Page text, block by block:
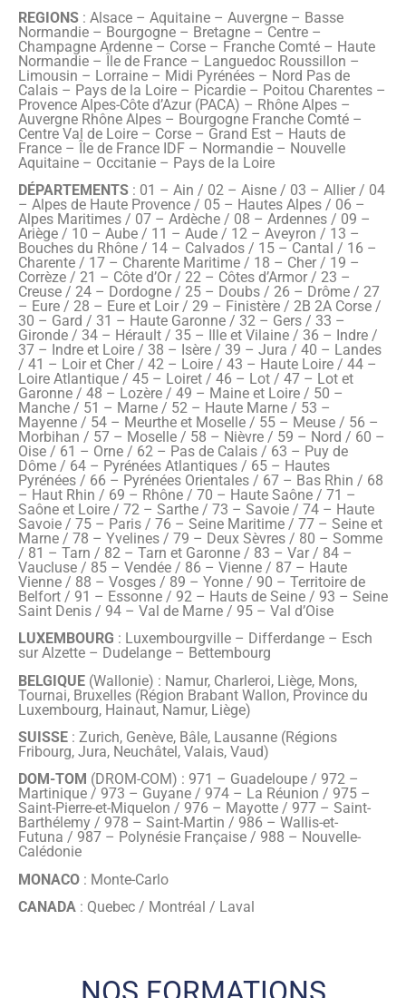
REGIONS : Alsace – Aquitaine – Auvergne – Basse
Normandie – Bourgogne – Bretagne – Centre –
Champagne Ardenne – Corse – Franche Comté – Haute
Normandie – Île de France – Languedoc Roussillon –
Limousin – Lorraine – Midi Pyrénées – Nord Pas de
Calais – Pays de la Loire – Picardie – Poitou Charentes –
Provence Alpes-Côte d’Azur (PACA) – Rhône Alpes –
Auvergne Rhône Alpes – Bourgogne Franche Comté –
Centre Val de Loire – Corse – Grand Est – Hauts de
France – Île de France IDF – Normandie – Nouvelle
Aquitaine – Occitanie – Pays de la Loire
DÉPARTEMENTS : 01 – Ain / 02 – Aisne / 03 – Allier / 04
– Alpes de Haute Provence / 05 – Hautes Alpes / 06 –
Alpes Maritimes / 07 – Ardèche / 08 – Ardennes / 09 –
Ariège / 10 – Aube / 11 – Aude / 12 – Aveyron / 13 –
Bouches du Rhône / 14 – Calvados / 15 – Cantal / 16 –
Charente / 17 – Charente Maritime / 18 – Cher / 19 –
Corrèze / 21 – Côte d’Or / 22 – Côtes d’Armor / 23 –
Creuse / 24 – Dordogne / 25 – Doubs / 26 – Drôme / 27
– Eure / 28 – Eure et Loir / 29 – Finistère / 2B 2A Corse /
30 – Gard / 31 – Haute Garonne / 32 – Gers / 33 –
Gironde / 34 – Hérault / 35 – Ille et Vilaine / 36 – Indre /
37 – Indre et Loire / 38 – Isère / 39 – Jura / 40 – Landes
/ 41 – Loir et Cher / 42 – Loire / 43 – Haute Loire / 44 –
Loire Atlantique / 45 – Loiret / 46 – Lot / 47 – Lot et
Garonne / 48 – Lozère / 49 – Maine et Loire / 50 –
Manche / 51 – Marne / 52 – Haute Marne / 53 –
Mayenne / 54 – Meurthe et Moselle / 55 – Meuse / 56 –
Morbihan / 57 – Moselle / 58 – Nièvre / 59 – Nord / 60 –
Oise / 61 – Orne / 62 – Pas de Calais / 63 – Puy de
Dôme / 64 – Pyrénées Atlantiques / 65 – Hautes
Pyrénées / 66 – Pyrénées Orientales / 67 – Bas Rhin / 68
– Haut Rhin / 69 – Rhône / 70 – Haute Saône / 71 –
Saône et Loire / 72 – Sarthe / 73 – Savoie / 74 – Haute
Savoie / 75 – Paris / 76 – Seine Maritime / 77 – Seine et
Marne / 78 – Yvelines / 79 – Deux Sèvres / 80 – Somme
/ 81 – Tarn / 82 – Tarn et Garonne / 83 – Var / 84 –
Vaucluse / 85 – Vendée / 86 – Vienne / 87 – Haute
Vienne / 88 – Vosges / 89 – Yonne / 90 – Territoire de
Belfort / 91 – Essonne / 92 – Hauts de Seine / 93 – Seine
Saint Denis / 94 – Val de Marne / 95 – Val d’Oise
LUXEMBOURG : Luxembourgville – Differdange – Esch
sur Alzette – Dudelange – Bettembourg
BELGIQUE (Wallonie) : Namur, Charleroi, Liège, Mons,
Tournai, Bruxelles (Région Brabant Wallon, Province du
Luxembourg, Hainaut, Namur, Liège)
SUISSE : Zurich, Genève, Bâle, Lausanne (Régions
Fribourg, Jura, Neuchâtel, Valais, Vaud)
DOM-TOM (DROM-COM) : 971 – Guadeloupe / 972 –
Martinique / 973 – Guyane / 974 – La Réunion / 975 –
Saint-Pierre-et-Miquelon / 976 – Mayotte / 977 – Saint-
Barthélemy / 978 – Saint-Martin / 986 – Wallis-et-
Futuna / 987 – Polynésie Française / 988 – Nouvelle-
Calédonie
MONACO : Monte-Carlo
CANADA : Quebec / Montréal / Laval